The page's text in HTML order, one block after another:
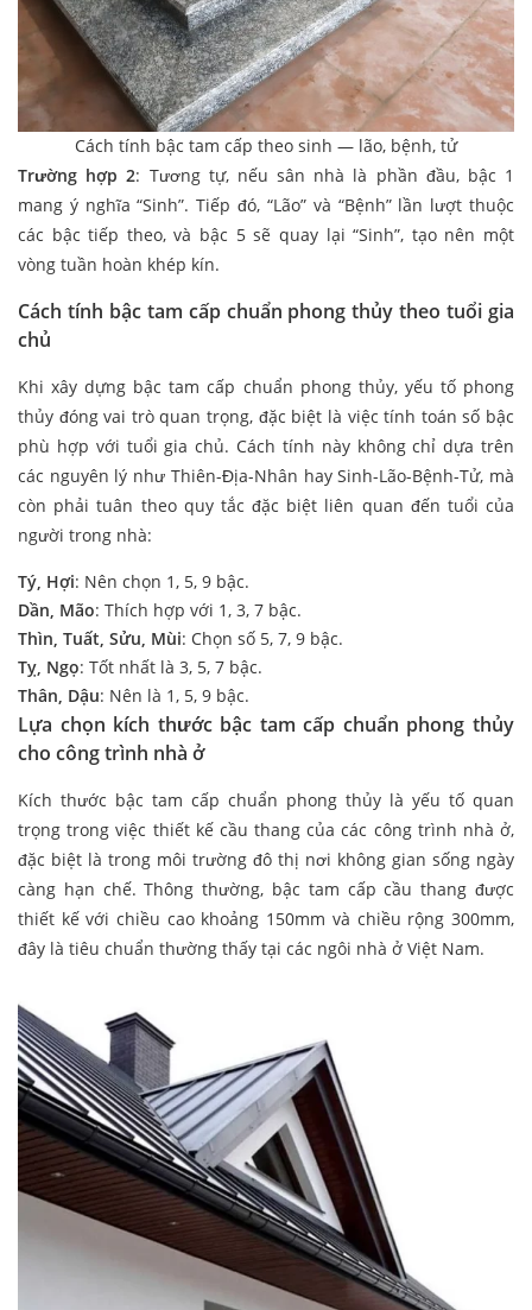
Cách tính bậc tam cấp theo sinh — lão, bệnh, tử
Trường hợp 2: Tương tự, nếu sân nhà là phần đầu, bậc 1
mang ý nghĩa “Sinh”. Tiếp đó, “Lão” và “Bệnh” lần lượt thuộc
các bậc tiếp theo, và bậc 5 sẽ quay lại “Sinh”, tạo nên một
vòng tuần hoàn khép kín.
Cách tính bậc tam cấp chuẩn phong thủy theo tuổi gia
chủ
Khi xây dựng bậc tam cấp chuẩn phong thủy, yếu tố phong
thủy đóng vai trò quan trọng, đặc biệt là việc tính toán số bậc
phù hợp với tuổi gia chủ. Cách tính này không chỉ dựa trên
các nguyên lý như Thiên-Địa-Nhân hay Sinh-Lão-Bệnh-Tử, mà
còn phải tuân theo quy tắc đặc biệt liên quan đến tuổi của
người trong nhà:
Tý, Hợi: Nên chọn 1, 5, 9 bậc.
Dần, Mão: Thích hợp với 1, 3, 7 bậc.
Thìn, Tuất, Sửu, Mùi: Chọn số 5, 7, 9 bậc.
Tỵ, Ngọ: Tốt nhất là 3, 5, 7 bậc.
Thân, Dậu: Nên là 1, 5, 9 bậc.
Lựa chọn kích thước bậc tam cấp chuẩn phong thủy
cho công trình nhà ở
Kích thước bậc tam cấp chuẩn phong thủy là yếu tố quan
trọng trong việc thiết kế cầu thang của các công trình nhà ở,
đặc biệt là trong môi trường đô thị nơi không gian sống ngày
càng hạn chế. Thông thường, bậc tam cấp cầu thang được
thiết kế với chiều cao khoảng 150mm và chiều rộng 300mm,
đây là tiêu chuẩn thường thấy tại các ngôi nhà ở Việt Nam.